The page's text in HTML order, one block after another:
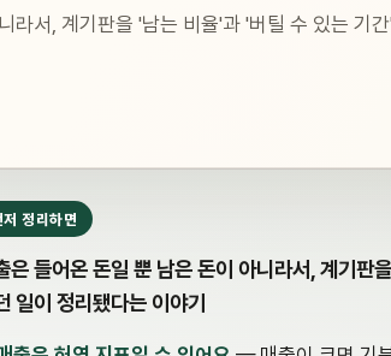
라서, 계기판을 '남는 비율'과 '버틸 수 있는 기
저 정리하면
은 들어온 돈일 뿐 남은 돈이 아니라서, 계기
일이 정리됐다는 이야기